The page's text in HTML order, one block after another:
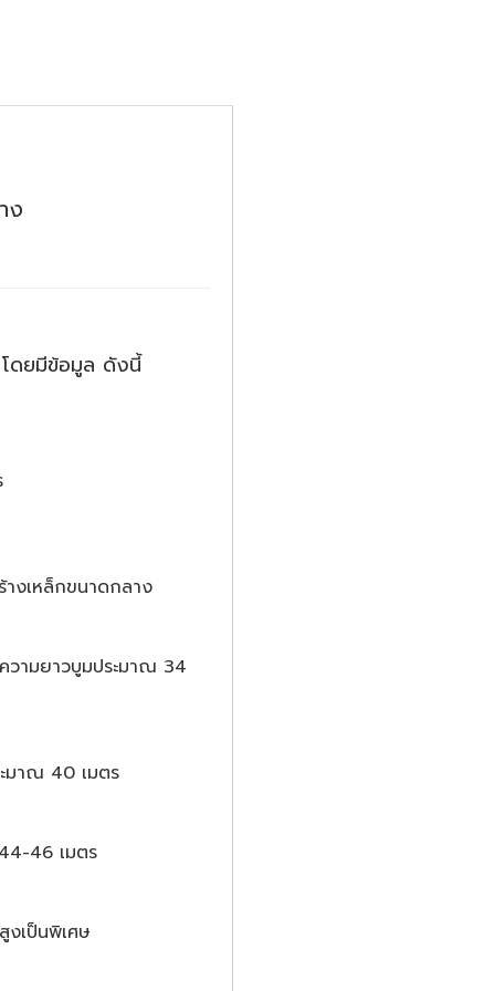
ง
โดยมีข้อมูล ดังนี้
งเหล็กขนาดกลาง
วามยาวบูมประมาณ 34
มาณ 40 เมตร
46 เมตร
งเป็นพิเศษ